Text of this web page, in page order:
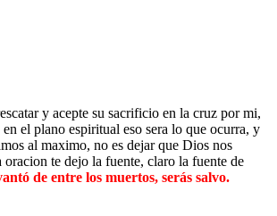
y acepte su sacrificio en la cruz por mi,
el plano espiritual eso sera lo que ocurra, y
al maximo, no es dejar que Dios nos
te dejo la fuente, claro la fuente de
de entre los muertos, serás salvo.